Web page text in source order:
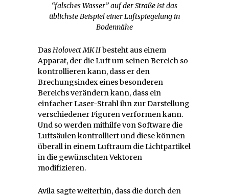
“falsches Wasser” auf der Straße ist das
üblichste Beispiel einer Luftspiegelung in
Bodennähe
DasHolovect MK IIbesteht aus einem
Apparat, der die Luft um seinen Bereich so
kontrollieren kann, dass er den
Brechungsindex eines besonderen
Bereichs verändern kann, dass ein
einfacher Laser-Strahl ihn zur Darstellung
verschiedener Figuren verformen kann.
Und so werden mithilfe von Software die
Luftsäulen kontrolliert und diese können
überall in einem Luftraum die Lichtpartikel
in die gewünschten Vektoren
modifizieren.
Avila sagte weiterhin, dass die durch den